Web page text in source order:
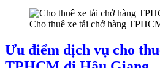
Cho thuê xe tải chở hàng
Ưu điểm dịch vụ cho